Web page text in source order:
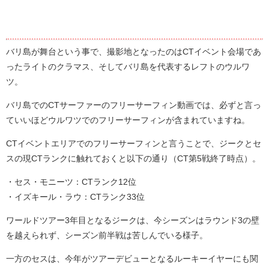
バリ島が舞台という事で、撮影地となったのはCTイベント会場であ
ったライトのクラマス、そしてバリ島を代表するレフトのウルワ
ツ。
バリ島でのCTサーファーのフリーサーフィン動画では、必ずと言っ
ていいほどウルワツでのフリーサーフィンが含まれていますね。
CTイベントエリアでのフリーサーフィンと言うことで、ジークとセ
スの現CTランクに触れておくと以下の通り（CT第5戦終了時点）。
・セス・モニーツ：CTランク12位
・イズキール・ラウ：CTランク33位
ワールドツアー3年目となるジークは、今シーズンはラウンド3の壁
を越えられず、シーズン前半戦は苦しんでいる様子。
一方のセスは、今年がツアーデビューとなるルーキーイヤーにも関